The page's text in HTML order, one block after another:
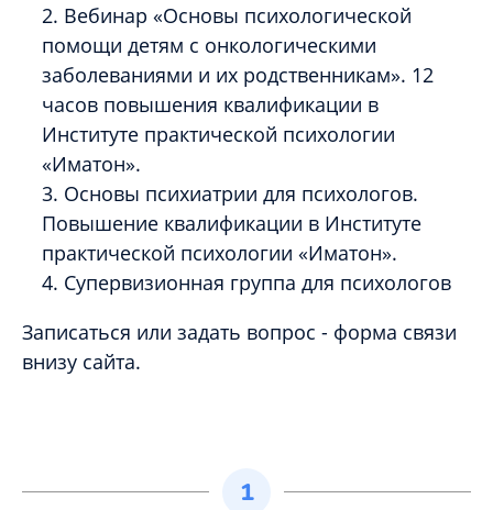
Вебинар «Основы психологической
помощи детям с онкологическими
заболеваниями и их родственникам». 12
часов повышения квалификации в
Институте практической психологии
«Иматон».
Основы психиатрии для психологов.
Повышение квалификации в Институте
практической психологии «Иматон».
Супервизионная группа для психологов
Записаться или задать вопрос - форма связи
внизу сайта.
1